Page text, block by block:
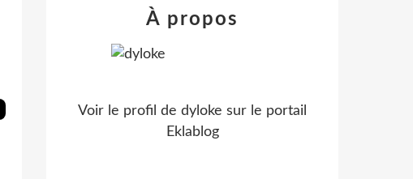
À propos
Voir le profil de dyloke sur le portail
Eklablog